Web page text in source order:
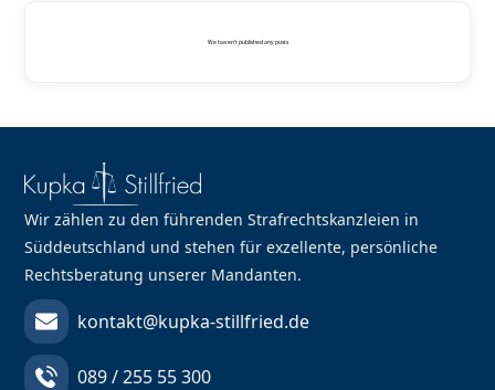
We haven't published any posts
Wir zählen zu den führenden Strafrechtskanzleien in
Süddeutschland und stehen für exzellente, persönliche
Rechtsberatung unserer Mandanten.
kontakt@kupka-stillfried.de
089 / 255 55 300